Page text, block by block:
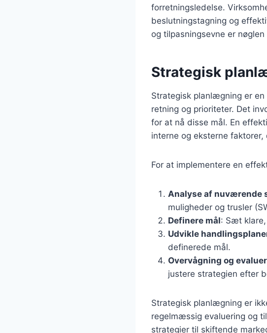
forretningsledelse.
beslutningstagning og
og tilpasningsevne er
Strategisk
Strategisk planlægning er
retning og prioriteter. Det
for at nå disse mål. En
interne og eksterne
For at implementere en
Analyse af nuværende
muligheder og trusler
Definere mål: Sæt
Udvikle
definerede mål.
Overvågning og
justere strategien efter
Strategisk planlægning er
regelmæssig evaluering og
strategier til skiftende